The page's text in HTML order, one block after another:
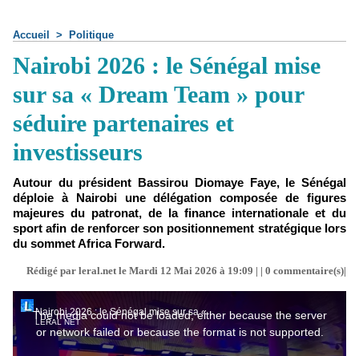
Accueil > Politique
Nairobi 2026 : le Sénégal mise
sur sa « Dream Team » pour
séduire partenaires et
investisseurs
Autour du président Bassirou Diomaye Faye, le Sénégal
déploie à Nairobi une délégation composée de figures
majeures du patronat, de la finance internationale et du
sport afin de renforcer son positionnement stratégique lors
du sommet Africa Forward.
Rédigé par leral.net le Mardi 12 Mai 2026 à 19:09 | | 0 commentaire(s)|